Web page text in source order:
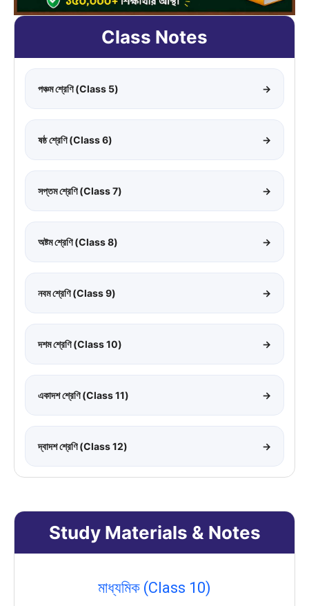
Class Notes
পঞ্চম শ্রেণি (Class 5) →
ষষ্ঠ শ্রেণি (Class 6) →
সপ্তম শ্রেণি (Class 7) →
অষ্টম শ্রেণি (Class 8) →
নবম শ্রেণি (Class 9) →
দশম শ্রেণি (Class 10) →
একাদশ শ্রেণি (Class 11) →
দ্বাদশ শ্রেণি (Class 12) →
Study Materials & Notes
মাধ্যমিক (Class 10)